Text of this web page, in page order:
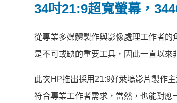
34吋21:9超寬螢幕，
從專業多媒體製作與影像處理工作者
是不可或缺的重要工具，因此一直以
此次HP推出採用21:9好萊塢影片製作
符合專業工作者需求，當然，也能對應